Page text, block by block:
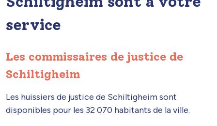
service
Les commissaires de justice de
Schiltigheim
Les huissiers de justice de Schiltigheim sont
disponibles pour les 32 070 habitants de la ville.